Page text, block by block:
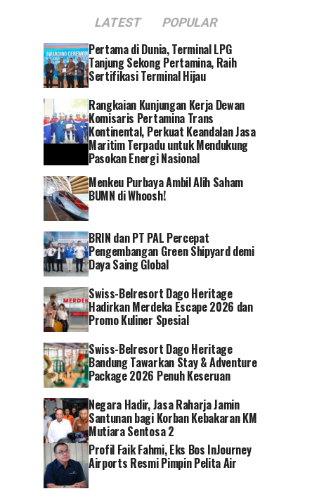
LATEST POPULAR
Pertama di Dunia, Terminal LPG
Tanjung Sekong Pertamina, Raih
Sertifikasi Terminal Hijau
Rangkaian Kunjungan Kerja Dewan
Komisaris Pertamina Trans
Kontinental, Perkuat Keandalan Jasa
Maritim Terpadu untuk Mendukung
Pasokan Energi Nasional
Menkeu Purbaya Ambil Alih Saham
BUMN di Whoosh!
BRIN dan PT PAL Percepat
Pengembangan Green Shipyard demi
Daya Saing Global
Swiss-Belresort Dago Heritage
Hadirkan Merdeka Escape 2026 dan
Promo Kuliner Spesial
Swiss-Belresort Dago Heritage
Bandung Tawarkan Stay & Adventure
Package 2026 Penuh Keseruan
Negara Hadir, Jasa Raharja Jamin
Santunan bagi Korban Kebakaran KM
Mutiara Sentosa 2
Profil Faik Fahmi, Eks Bos InJourney
Airports Resmi Pimpin Pelita Air